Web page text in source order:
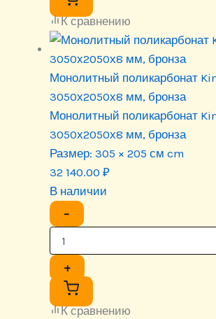
К сравнению
Монолитный поликарбонат
3050х2050х8 мм, бронза
Монолитный поликарбонат
3050х2050х8 мм, бронза
Размер: 305 × 205 см cm
32 140.00 ₽
В наличии
−
+
К сравнению